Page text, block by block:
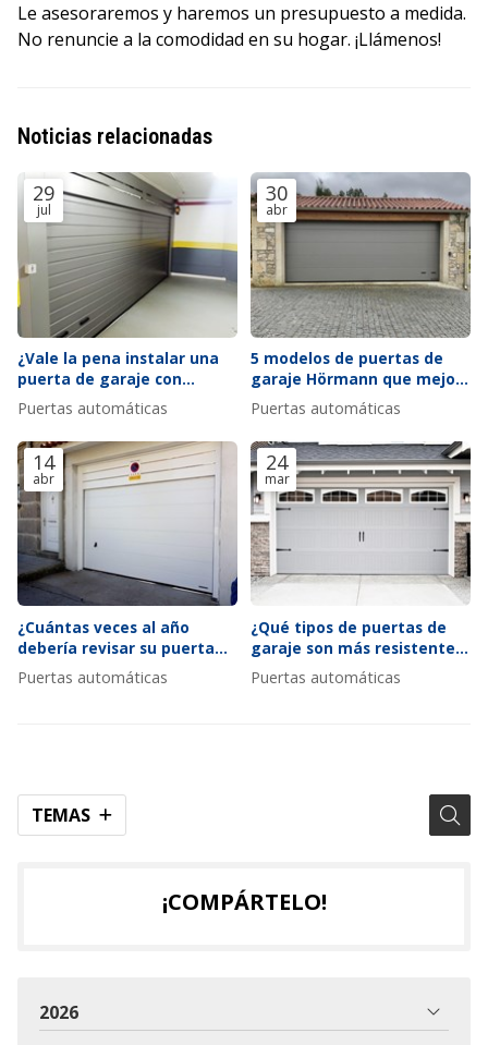
TEMAS
Le asesoraremos y haremos un presupuesto a medida.
No renuncie a la comodidad en su hogar. ¡Llámenos!
Noticias relacionadas
29
jul
¿Vale la pena instalar una
puerta de garaje con
ventana?
Puertas automáticas
30
abr
5 modelos de puertas de
garaje Hörmann que mejor
se adaptan a fachadas
modernas
Puertas automáticas
14
abr
¿Cuántas veces al año
debería revisar su puerta
automática según el uso?
Puertas automáticas
24
mar
¿Qué tipos de puertas de
garaje son más resistentes
al viento y por qué?
Puertas automáticas
¡COMPÁRTELO!
2026